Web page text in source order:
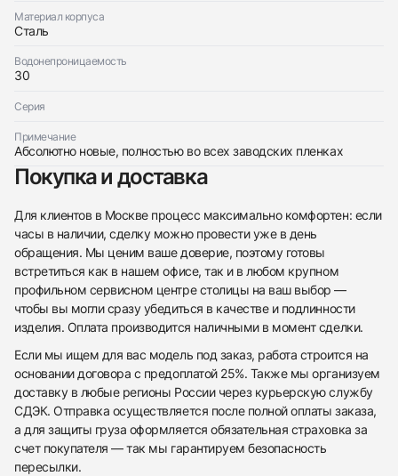
Материал корпуса
Сталь
Водонепроницаемость
30
Серия
Примечание
Абсолютно новые, полностью во всех заводских пленках
Покупка и доставка
Для клиентов в Москве процесс максимально комфортен: если
часы в наличии, сделку можно провести уже в день
обращения. Мы ценим ваше доверие, поэтому готовы
встретиться как в нашем офисе, так и в любом крупном
профильном сервисном центре столицы на ваш выбор —
чтобы вы могли сразу убедиться в качестве и подлинности
изделия. Оплата производится наличными в момент сделки.
Если мы ищем для вас модель под заказ, работа строится на
основании договора с предоплатой 25%. Также мы организуем
доставку в любые регионы России через курьерскую службу
СДЭК. Отправка осуществляется после полной оплаты заказа,
а для защиты груза оформляется обязательная страховка за
счет покупателя — так мы гарантируем безопасность
пересылки.
Отправить заявку
Отправить заявку